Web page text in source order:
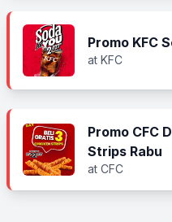
Promo KFC
at KFC
Promo CFC
Strips Rabu
at CFC